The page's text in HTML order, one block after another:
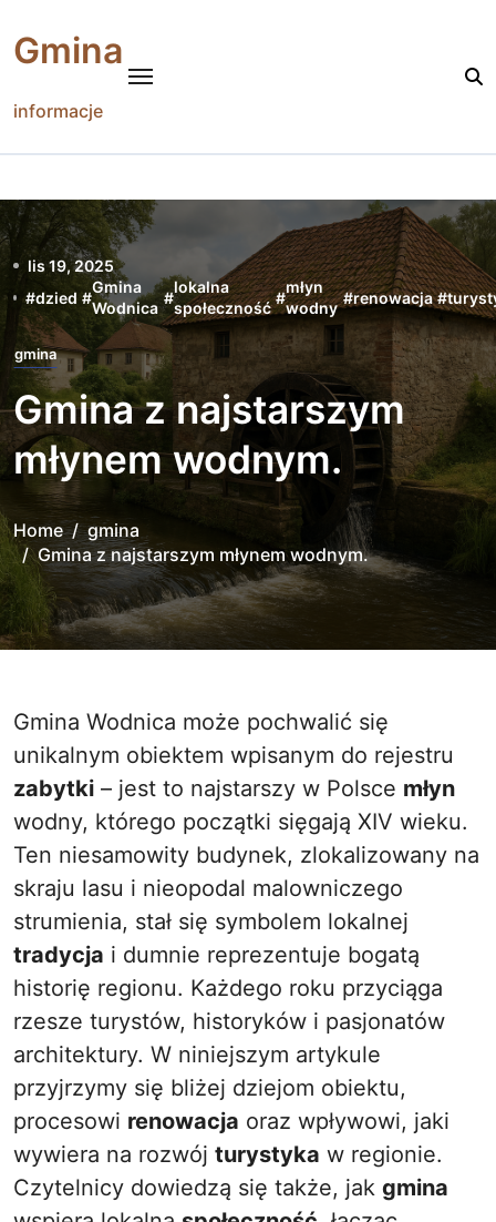
content
Gmina
informacje
lis 19, 2025
#dzied #
Gmina
Wodnica
#
lokalna
społeczność
#
młyn
wodny
#renowacja #
gmina
Gmina z najstarszym
młynem wodnym.
Home
gmina
Gmina z najstarszym młynem wodnym.
Gmina Wodnica może pochwalić się
unikalnym obiektem wpisanym do rejestru
zabytki – jest to najstarszy w Polsce młyn
wodny, którego początki sięgają XIV wieku.
Ten niesamowity budynek, zlokalizowany na
skraju lasu i nieopodal malowniczego
strumienia, stał się symbolem lokalnej
tradycja i dumnie reprezentuje bogatą
historię regionu. Każdego roku przyciąga
rzesze turystów, historyków i pasjonatów
architektury. W niniejszym artykule
przyjrzymy się bliżej dziejom obiektu,
procesowi renowacja oraz wpływowi, jaki
wywiera na rozwój turystyka w regionie.
Czytelnicy dowiedzą się także, jak gmina